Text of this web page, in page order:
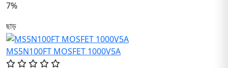
7%
ছাড়
MS5N100FT MOSFET 1000V5A